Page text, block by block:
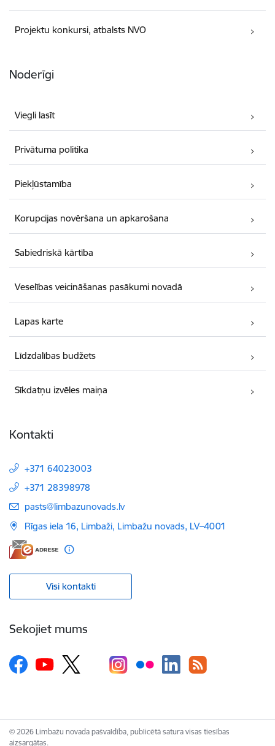
Projektu konkursi, atbalsts NVO
Noderīgi
Viegli lasīt
Privātuma politika
Piekļūstamība
Korupcijas novēršana un apkarošana
Sabiedriskā kārtība
Veselības veicināšanas pasākumi novadā
Lapas karte
Līdzdalības budžets
Sīkdatņu izvēles maiņa
Kontakti
+371 64023003
+371 28398978
E-pasts:
pasts@limbazunovads.lv
Rīgas iela 16, Limbaži, Limbažu novads, LV–4001
Visi kontakti
Sekojiet mums
© 2026 Limbažu novada pašvaldība, publicētā satura visas tiesības
aizsargātas.